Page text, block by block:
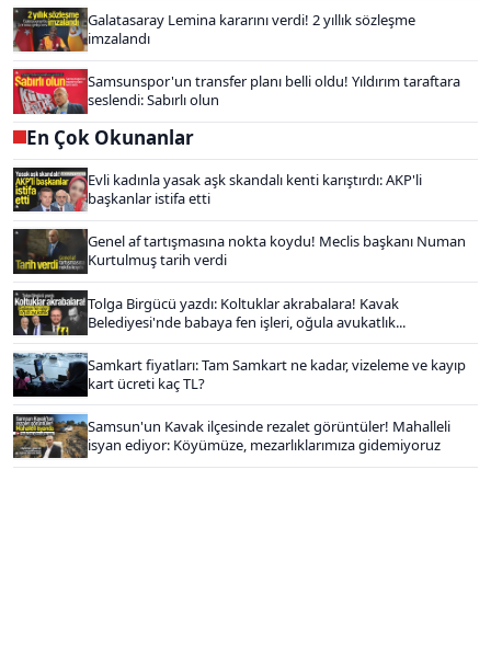
Galatasaray Lemina kararını verdi! 2 yıllık sözleşme
imzalandı
Samsunspor'un transfer planı belli oldu! Yıldırım taraftara
seslendi: Sabırlı olun
En Çok Okunanlar
Evli kadınla yasak aşk skandalı kenti karıştırdı: AKP'li
başkanlar istifa etti
Genel af tartışmasına nokta koydu! Meclis başkanı Numan
Kurtulmuş tarih verdi
Tolga Birgücü yazdı: Koltuklar akrabalara! Kavak
Belediyesi'nde babaya fen işleri, oğula avukatlık...
Samkart fiyatları: Tam Samkart ne kadar, vizeleme ve kayıp
kart ücreti kaç TL?
Samsun'un Kavak ilçesinde rezalet görüntüler! Mahalleli
isyan ediyor: Köyümüze, mezarlıklarımıza gidemiyoruz